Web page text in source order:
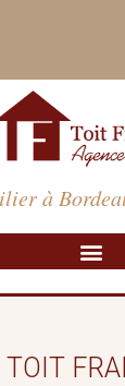
à
TOIT